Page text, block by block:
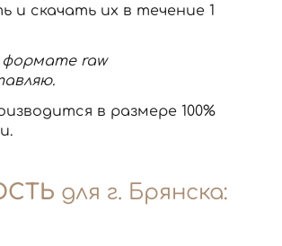
и скачать их в течение 1
формате raw
в размере 100%
для г. Брянска: